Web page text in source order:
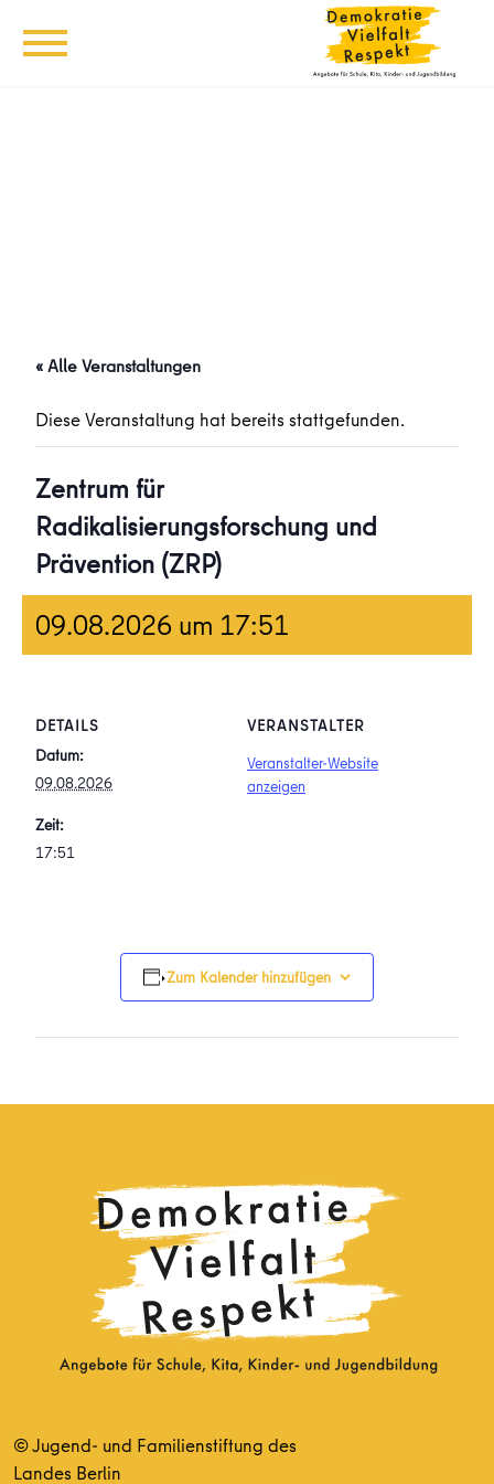
« Alle Veranstaltungen
Diese Veranstaltung hat bereits stattgefunden.
Zentrum für
Radikalisierungsforschung und
Prävention (ZRP)
09.08.2026 um 17:51
DETAILS
Datum:
09.08.2026
Zeit:
17:51
VERANSTALTER
Veranstalter-Website
anzeigen
Zum Kalender hinzufügen
© Jugend- und Familienstiftung des
Landes Berlin